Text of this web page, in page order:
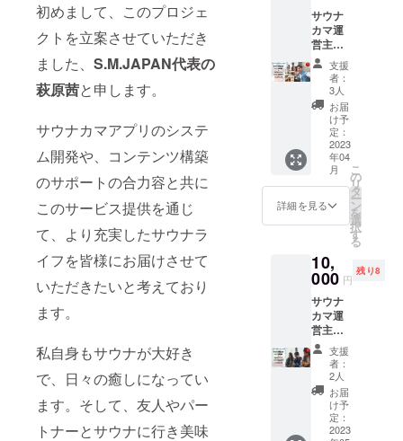
初めまして、このプロジェ
クトを立案させていただき
ました、 S.M.JAPAN代表の
萩原茜と申します。
サウナカマアプリのシステ
ム開発や、コンテンツ構築
のサポートの合力容と共に
このサービス提供を通じ
て、より充実したサウナラ
イフを皆様にお届けさせて
いただきたいと考えており
ます。
私自身もサウナが大好き
で、日々の癒しになってい
ます。そして、友人やパー
トナーとサウナに行き美味
備考欄
にお書
きくだ
さい。
（午前
中/14-
16
時/16-
時/18-
時/19-
21時か
択）
メージ
であ
り、マ
イペー
ジにて
デジタ
ル会員
カード
として
表記す
る予定
です。
女性の
お客
様、
15:15~
23:00は
男性の
お客様
のご案
内とな
りま
す。(最
終入場
22:30)
・毎週
用日で
す。 ・
毎週土
曜は男
性専用
日で
す。 ・
ご利用
時間の
延長は
できま
せん。
・部屋
マッチ
ング：
◎ サウ
ナカ
マ：◎
（フォ
ロー、
フォロ
ワー）
メッ
セー
ジ：◎
コミュ
ニ
込、鍵
付） イ
ト：
◎（参
加、作
成）
グッズ
購入：
◎（10
%OFF
、7千円
以上送
VIP年間
会員権
をご提
供しま
す。 ※
恵比寿
サウ
ナーの
ご利用
有効期
限は
2023年
4月から
1年間で
は70分
１回
分、鴨
蕎麦は
１食分
です。
※サウナ
を予約
する際
の注意
点 ・完
全予約
制と
サウナ
カマ運
営主催
イベン
ト参加
券＋サ
ウナカ
マアプ
リBSC
年間会
員権
都内
（浅
草）の
サウナ
＆ラウ
設にて
「サウ
ナ＋サ
飯」付
きのサ
ウナ
パー
ティー
(通称：
サウ
パ）を
2023年
4月〜6
支援
者：
3人
お届
け予
定：
2023
年04
月
詳細を見る
こ
の
リ
タ
ー
ン
を
選
択
す
る
10,
000 円
残り8
サウナ
カマ運
営主催
イベン
ト参加
券＋サ
ウナカ
マアプ
リBSC
年間会
支援
者：
2人
お届
け予
定：
2023